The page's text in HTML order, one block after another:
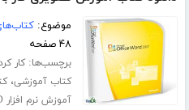
موضوع:
۴۸ صفحه
برچسب‌ها:کار
کتاب آموزشی،
آموزش نرم افزار WORD